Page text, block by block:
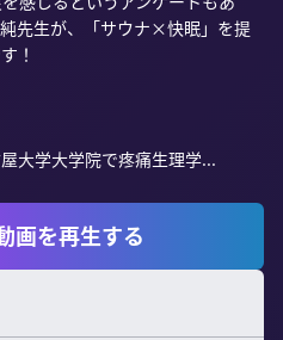
先生が、「サウナ×快眠」を提
！
大学大学院で疼痛生理学...
画を再生する